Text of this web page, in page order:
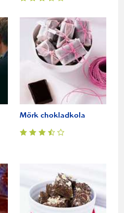
Mörk chokladkola